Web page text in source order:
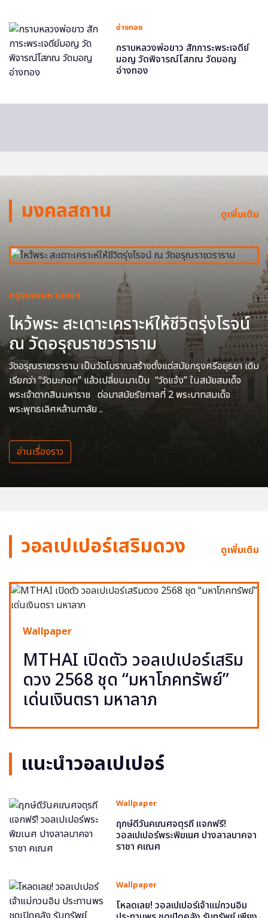
อ่างทอง
กราบหลวงพ่อขาว สักการะพระเจดีย์
มอญ วัดพิจารณ์โสภณ วัดมอญ
อ่างทอง
มงคลสถาน ดูเพิ่มเติม
กรุงเทพมหานครฯ
ไหว้พระ สะเดาะเคราะห์ให้ชีวิตรุ่งโรจน์
ณ วัดอรุณราชวราราม
วัดอรุณราชวราราม เป็นวัดโบราณสร้างตั้งแต่สมัยกรุงศรีอยุธยา เดิม
เรียกว่า “วัดมะกอก” แล้วเปลี่ยนมาเป็น “วัดแจ้ง” ในสมัยสมเด็จ
พระเจ้าตากสินมหาราช ต่อมาสมัยรัชกาลที่ 2 พระบาทสมเด็จ
พระพุทธเลิศหล้านภาลัย ..
อ่านเรื่องราว
วอลเปเปอร์เสริมดวง ดูเพิ่มเติม
Wallpaper
MTHAI เปิดตัว วอลเปเปอร์เสริม
ดวง 2568 ชุด “มหาโภคทรัพย์”
เด่นเงินตรา มหาลาภ
แนะนำวอลเปเปอร์
Wallpaper
ฤกษ์ดีวันคเณศจตุรถี แจกฟรี!
วอลเปเปอร์พระพิฆเนศ ปางลาลบาคจา
ราชา คเณศ
Wallpaper
โหลดเลย! วอลเปเปอร์เจ้าแม่กวนอิม